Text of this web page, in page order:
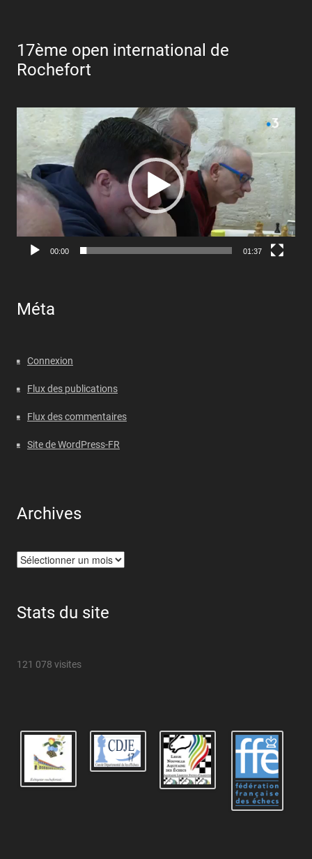
17ème open international de
Rochefort
Lecteur
vidéo
00:00 01:37
Méta
Connexion
Flux des publications
Flux des commentaires
Site de WordPress-FR
Archives
Archives
Stats du site
121 078 visites